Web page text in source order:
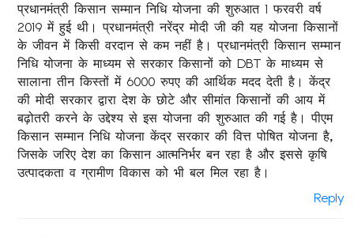
प्रधानमंत्री किसान सम्मान निधि योजना की शुरुआत 1 फरवरी वर्ष
2019 में हुई थी। प्रधानमंत्री नरेंद्र मोदी जी की यह योजना किसानों
के जीवन में किसी वरदान से कम नहीं है। प्रधानमंत्री किसान सम्मान
निधि योजना के माध्यम से सरकार किसानों को DBT के माध्यम से
सालाना तीन किस्तों में 6000 रुपए की आर्थिक मदद देती है। केंद्र
की मोदी सरकार द्वारा देश के छोटे और सीमांत किसानों की आय में
बढ़ोतरी करने के उद्देश्य से इस योजना की शुरुआत की गई है। पीएम
किसान सम्मान निधि योजना केंद्र सरकार की वित्त पोषित योजना है,
जिसके जरिए देश का किसान आत्मनिर्भर बन रहा है और इससे कृषि
उत्पादकता व ग्रामीण विकास को भी बल मिल रहा है।
Reply